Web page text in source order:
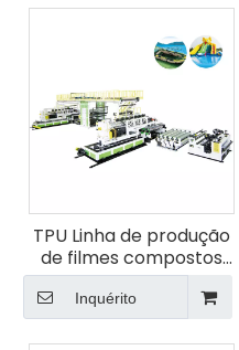
TPU Linha de produção
de filmes compostos
com vários grupos
Inquérito